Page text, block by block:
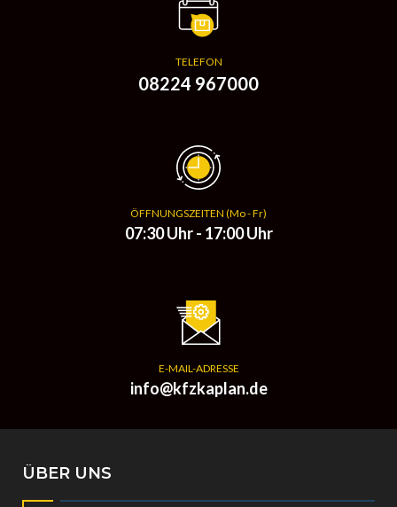
TELEFON
08224 967000
ÖFFNUNGSZEITEN (Mo - Fr)
07:30 Uhr - 17:00 Uhr
E-MAIL-ADRESSE
info@kfzkaplan.de
ÜBER UNS